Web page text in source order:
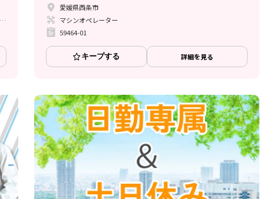
検査、マシンオペレーター、クリーンルーム、メンテナンス・保全
愛媛県西条市
マシンオペレーター
59464-01
キープする 詳細を見る